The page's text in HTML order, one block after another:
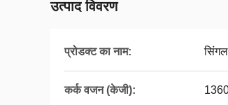
उत्पाद विवरण
प्रोडक्ट का नाम:
कर्क वजन (केजी):